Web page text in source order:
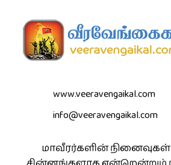
www.veeravengaikal.com
info@veeravengaikal.com
மாவீரர்களின்